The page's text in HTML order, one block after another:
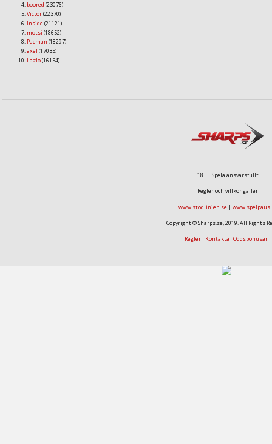
boored (23076)
Victor(22370)
Inside (21121)
motsi (18652)
Pacman (18297)
axel (17035)
Lazlo(16154)
18+ | Spela ansvarsfullt
Regler och villkor gäller
www.stodlinjen.se |
Copyright © Sharps.se, 2019. All Rights
Regler Kontakta Oddsbonusar